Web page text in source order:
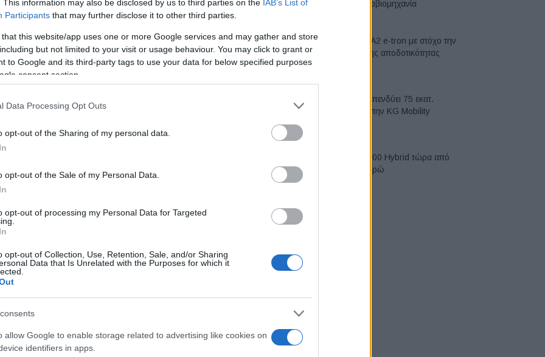
This information may also be disclosed by us to third parties on the IAB’s List of
Participants that may further disclose it to other third parties.
that this website/app uses one or more Google services and may gather and store
but not limited to your visit or usage behaviour. You may click to grant or
to Google and its third-party tags to use your data for below specified purposes
consent section.
Data Processing Opt Outs
opt-out of the Sharing of my personal data.
opt-out of the Sale of my Personal Data.
opt-out of processing my Personal Data for Targeted
opt-out of Collection, Use, Retention, Sale, and/or Sharing
Data that Is Unrelated with the Purposes for which it
allow Google to enable storage related to advertising like cookies on
identifiers in apps.
και σχεδιαστών σε βάθος πενταετίας. Το 2021 θα
της Volkswagen Anhui, με την επέκταση των υποδομών
συν την κατασκευή εργαστηρίου μπαταριών, καθώς και
εργοστάσιο πλήρους κλίμακας για ηλεκτρικά
μονάδες ετησίως, αναμένεται να έχει ολοκληρωθεί
βγαίνει από τη γραμμή παραγωγής το 2023.
Volkswagen έχει αναπτύξει έντονα το τοπικό
της Anhui, που ειδικεύονται στην ηλεκτροκίνηση.
ένα στρατηγικό μερίδιο στη Gotion, τον
πάρκο προμηθευτών κοντά στο εργοστάσιο
να δημιουργήσει και έναν ψηφιακό κόμβο στην
τεχνολογίας συνδεσιμότητας και ψηφιακών
αποκλεισμό, αλλά βγάλαμε αντίδραση»
αυτοκινητοβιομηχανία
Νέο Audi A2 e-tron με στόχο την
κορυφή της αποδοτικότητας
Η Chery επενδύει 75 εκατ.
δολάρια στην KG Mobility
Το FIAT 500 Hybrid τώρα από
18.990 ευρώ